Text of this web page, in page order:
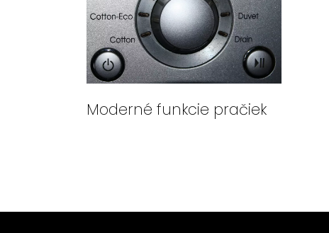
Moderné funkcie pračiek